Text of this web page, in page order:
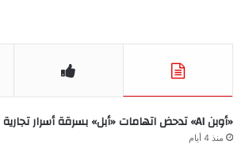
«أوبن AI» تدحض اتهامات «أبل» بسرقة أسرار تجارية
منذ 4 أيام